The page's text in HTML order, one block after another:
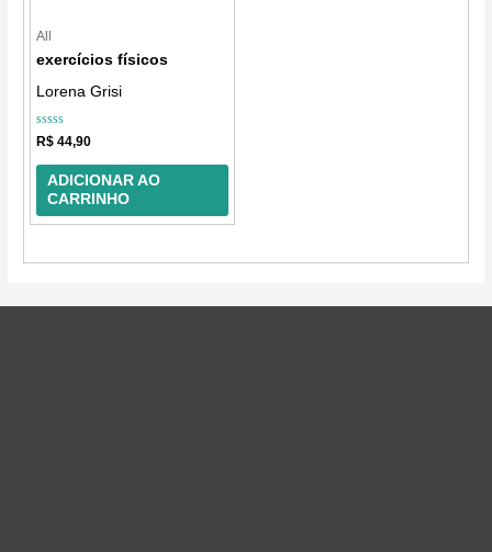
All
exercícios físicos
Lorena Grisi
Avaliação
0
de
R$ 44,90
ADICIONAR AO
CARRINHO